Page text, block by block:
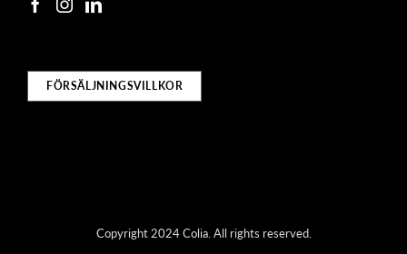
FÖRSÄLJNINGSVILLKOR
Copyright 2024 Colia. All rights reserved.